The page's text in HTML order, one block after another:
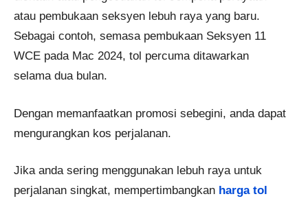
atau pembukaan seksyen lebuh raya yang baru.
Sebagai contoh, semasa pembukaan Seksyen 11
WCE pada Mac 2024, tol percuma ditawarkan
selama dua bulan.
Dengan memanfaatkan promosi sebegini, anda dapat
mengurangkan kos perjalanan.
Jika anda sering menggunakan lebuh raya untuk
perjalanan singkat, mempertimbangkan harga tol